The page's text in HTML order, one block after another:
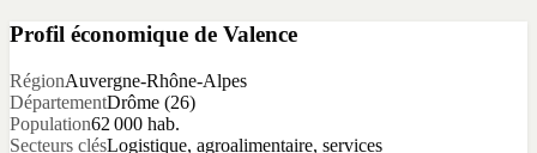
Profil économique de Valence
RégionAuvergne-Rhône-Alpes
DépartementDrôme (26)
Population62 000 hab.
Secteurs clésLogistique, agroalimentaire, services